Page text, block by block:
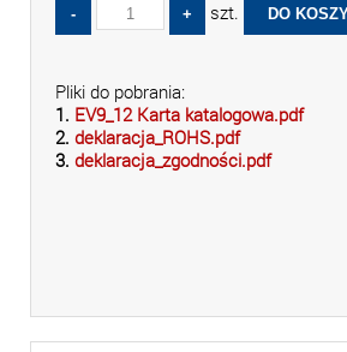
szt.
Pliki do pobrania:
1. EV9_12 Karta katalogowa.pdf
2. deklaracja_ROHS.pdf
3. deklaracja_zgodności.pdf